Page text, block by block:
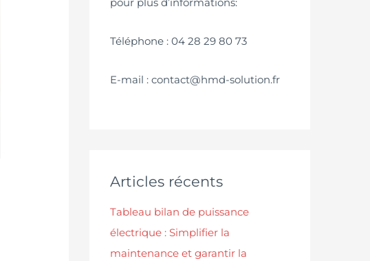
Téléphone : 04 28 29 80 73
E-mail : contact@hmd-solution.fr
Articles récents
Tableau bilan de puissance
électrique : Simplifier la
maintenance et garantir la